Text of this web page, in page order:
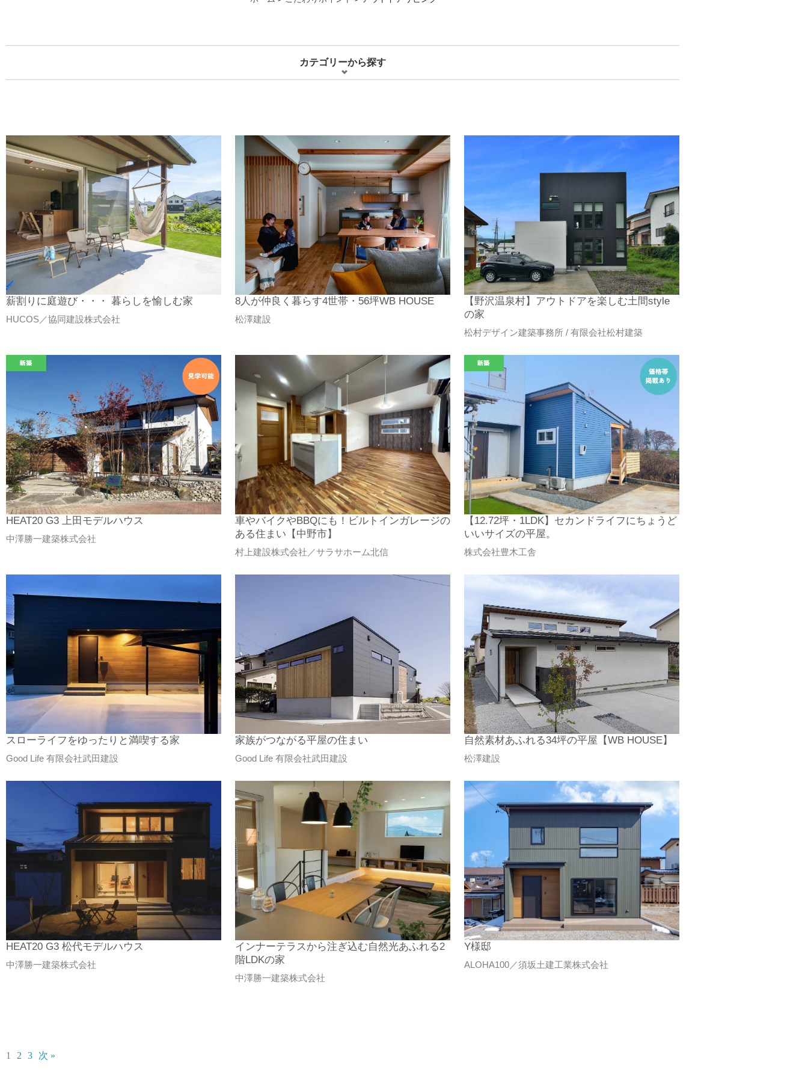
カテゴリーから探す
薪割りに庭遊び・・・ 暮らしを愉しむ家
HUCOS／協同建設株式会社
8人が仲良く暮らす4世帯・56坪WB HOUSE
松澤建設
【野沢温泉村】アウトドアを楽しむ土間style
の家
松村デザイン建築事務所 / 有限会社松村建築
HEAT20 G3 上田モデルハウス
中澤勝一建築株式会社
車やバイクやBBQにも！ビルトインガレージの
ある住まい【中野市】
村上建設株式会社／サラサホーム北信
【12.72坪・1LDK】セカンドライフにちょうど
いいサイズの平屋。
株式会社豊木工舎
スローライフをゆったりと満喫する家
Good Life 有限会社武田建設
家族がつながる平屋の住まい
Good Life 有限会社武田建設
自然素材あふれる34坪の平屋【WB HOUSE】
松澤建設
HEAT20 G3 松代モデルハウス
中澤勝一建築株式会社
インナーテラスから注ぎ込む自然光あふれる2
階LDKの家
中澤勝一建築株式会社
Y様邸
ALOHA100／須坂土建工業株式会社
1 2 3 次 »